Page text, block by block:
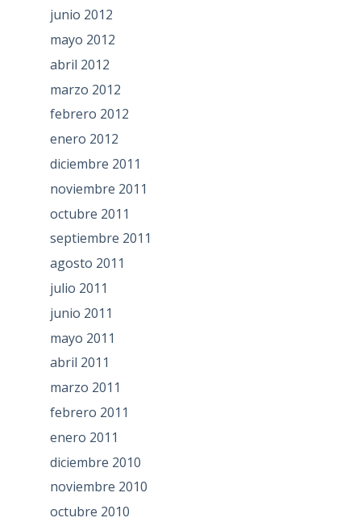
junio 2012
mayo 2012
abril 2012
marzo 2012
febrero 2012
enero 2012
diciembre 2011
noviembre 2011
octubre 2011
septiembre 2011
agosto 2011
julio 2011
junio 2011
mayo 2011
abril 2011
marzo 2011
febrero 2011
enero 2011
diciembre 2010
noviembre 2010
octubre 2010